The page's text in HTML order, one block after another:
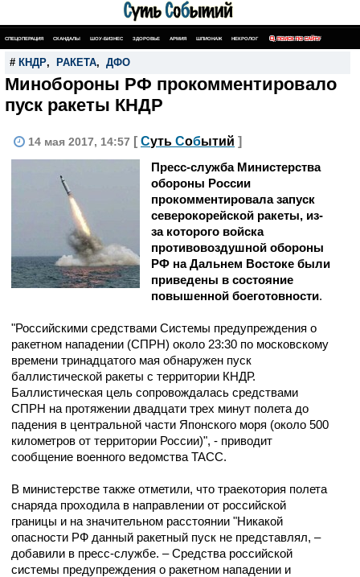
СПЕЦОПЕРАЦИЯ СКАНДАЛЫ ШОУ-БИЗНЕС ЗДОРОВЬЕ АРМИЯ ШПИОНАЖ НЕКРОЛОГ ПОИСК ПО САЙТУ
# КНДР, РАКЕТА, ДФО
Минобороны РФ прокомментировало
пуск ракеты КНДР
14 мая 2017, 14:57 [ Суть Событий ]
Пресс-служба Министерства
обороны России
прокомментировала запуск
северокорейской ракеты, из-
за которого войска
противовоздушной обороны
РФ на Дальнем Востоке были
приведены в состояние
повышенной боеготовности.
"Российскими средствами Системы предупреждения о
ракетном нападении (СПРН) около 23:30 по московскому
времени тринадцатого мая обнаружен пуск
баллистической ракеты с территории КНДР.
Баллистическая цель сопровождалась средствами
СПРН на протяжении двадцати трех минут полета до
падения в центральной части Японского моря (около 500
километров от территории России)", - приводит
сообщение военного ведомства ТАСС.
В министерстве также отметили, что траекотория полета
снаряда проходила в направлении от российской
границы и на значительном расстоянии "Никакой
опасности РФ данный ракетный пуск не представлял, –
добавили в пресс-службе. – Средства российской
системы предупреждения о ракетном нападении и